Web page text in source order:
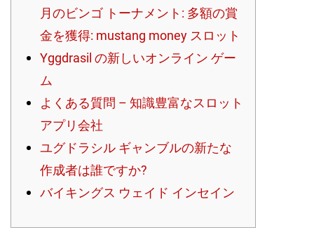
月のビンゴ トーナメント: 多額の賞
金を獲得: mustang money スロット
Yggdrasil の新しいオンライン ゲー
ム
よくある質問 – 知識豊富なスロット
アプリ会社
ユグドラシル ギャンブルの新たな
作成者は誰ですか?
バイキングス ウェイド インセイン